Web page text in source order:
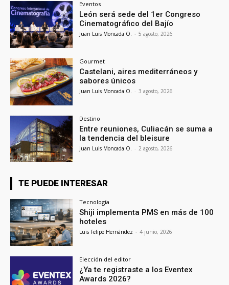
Eventos
León será sede del 1er Congreso
Cinematográfico del Bajío
Juan Luis Moncada O. - 5 agosto, 2026
Gourmet
Castelani, aires mediterráneos y
sabores únicos
Juan Luis Moncada O. - 3 agosto, 2026
Destino
Entre reuniones, Culiacán se suma a
la tendencia del bleisure
Juan Luis Moncada O. - 2 agosto, 2026
TE PUEDE INTERESAR
Tecnología
Shiji implementa PMS en más de 100
hoteles
Luis Felipe Hernández - 4 junio, 2026
Elección del editor
¿Ya te registraste a los Eventex
Awards 2026?